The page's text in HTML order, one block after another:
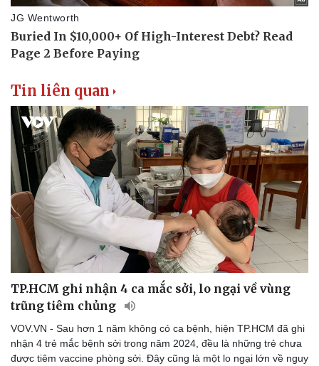
Tin liên quan
TP.HCM ghi nhận 4 ca mắc sởi, lo ngại về vùng
trũng tiêm chủng
VOV.VN - Sau hơn 1 năm không có ca bệnh, hiện TP.HCM đã ghi
nhận 4 trẻ mắc bệnh sởi trong năm 2024, đều là những trẻ chưa
được tiêm vaccine phòng sởi. Đây cũng là một lo ngại lớn về nguy